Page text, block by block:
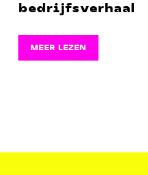
bedrijfsverhaal
MEER LEZEN